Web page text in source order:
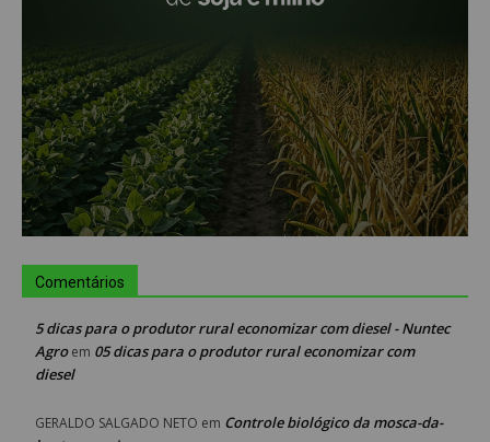
Comentários
5 dicas para o produtor rural economizar com diesel - Nuntec
Agroem 05 dicas para o produtor rural economizar com
diesel
GERALDO SALGADO NETO em Controle biológico da mosca-da-